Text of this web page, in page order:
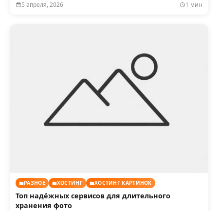
5 апреля, 2026 1 мин
РАЗНОЕ ХОСТИНГ ХОСТИНГ КАРТИНОК
Топ надёжных сервисов для длительного
хранения фото